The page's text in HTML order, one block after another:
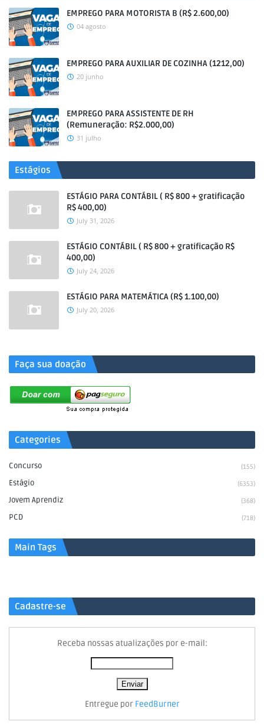
EMPREGO PARA MOTORISTA B (R$ 2.600,00)
04 agosto
EMPREGO PARA AUXILIAR DE COZINHA (1212,00)
20 junho
EMPREGO PARA ASSISTENTE DE RH
(Remuneração: R$2.000,00)
31 julho
Estágios
ESTÁGIO PARA CONTÁBIL ( R$ 800 + gratificação
R$ 400,00)
July 31, 2026
ESTÁGIO CONTÁBIL ( R$ 800 + gratificação R$
400,00)
July 24, 2026
ESTÁGIO PARA MATEMÁTICA (R$ 1.100,00)
July 20, 2026
Faça sua doação
Categories
Concurso (155)
Estágio (6353)
Jovem Aprendiz (368)
PCD (718)
Main Tags
Cadastre-se
Receba nossas atualizações por e-mail:
Entregue por FeedBurner